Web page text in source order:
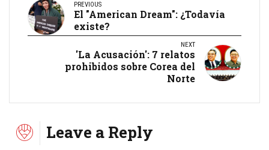
PREVIOUS
El "American Dream": ¿Todavía
existe?
NEXT
'La Acusación': 7 relatos
prohibidos sobre Corea del
Norte
Leave a Reply